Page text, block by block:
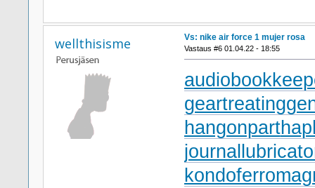
wellthisisme Vs: nike air force 1 mujer rosa
Vastaus #6 01.04.22 - 18:55
geartreating
hangonpart